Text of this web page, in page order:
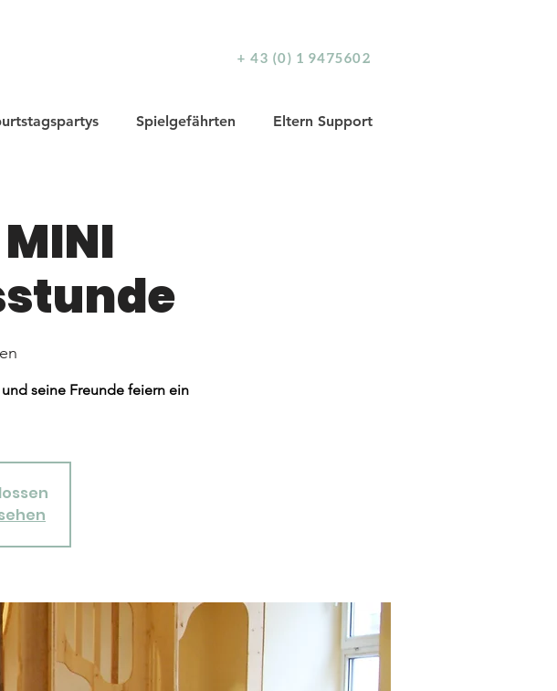
+ 43 (0) 1 9475602
Spielgefährten Eltern Support
seine Freunde feiern ein